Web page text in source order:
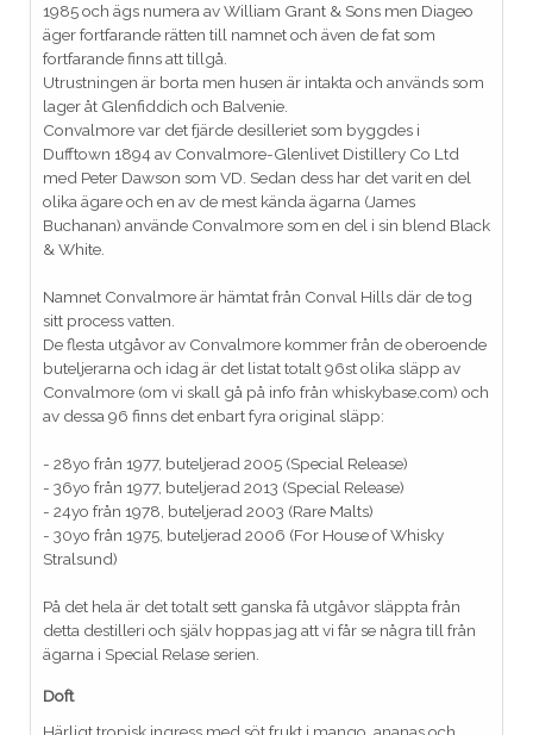
1985 och ägs numera av William Grant & Sons men Diageo
äger fortfarande rätten till namnet och även de fat som
fortfarande finns att tillgå.
Utrustningen är borta men husen är intakta och används som
lager åt Glenfiddich och Balvenie.
Convalmore var det fjärde desilleriet som byggdes i
Dufftown 1894 av Convalmore-Glenlivet Distillery Co Ltd
med Peter Dawson som VD. Sedan dess har det varit en del
olika ägare och en av de mest kända ägarna (James
Buchanan) använde Convalmore som en del i sin blend Black
& White.
Namnet Convalmore är hämtat från Conval Hills där de tog
sitt process vatten.
De flesta utgåvor av Convalmore kommer från de oberoende
buteljerarna och idag är det listat totalt 96st olika släpp av
Convalmore (om vi skall gå på info från whiskybase.com) och
av dessa 96 finns det enbart fyra original släpp:
- 28yo från 1977, buteljerad 2005 (Special Release)
- 36yo från 1977, buteljerad 2013 (Special Release)
- 24yo från 1978, buteljerad 2003 (Rare Malts)
- 30yo från 1975, buteljerad 2006 (For House of Whisky
Stralsund)
På det hela är det totalt sett ganska få utgåvor släppta från
detta destilleri och själv hoppas jag att vi får se några till från
ägarna i Special Relase serien.
Doft